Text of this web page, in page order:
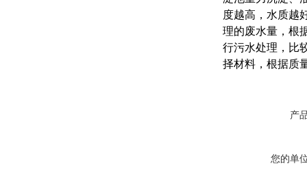
度越高，水质越
理的废水量，根
行污水处理，比
择材料，根据质
产
您的单